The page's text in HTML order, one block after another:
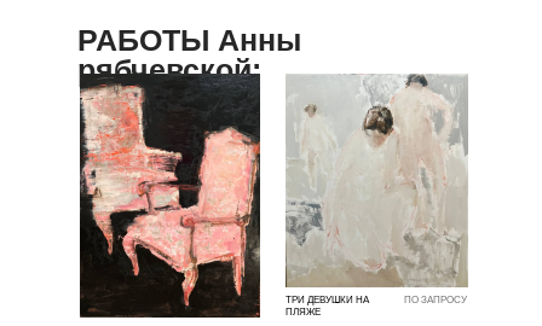
РАБОТЫ Анны
рябчевской:
ПО ЗАПРОСУ
ТРИ ДЕВУШКИ НА
ПЛЯЖЕ